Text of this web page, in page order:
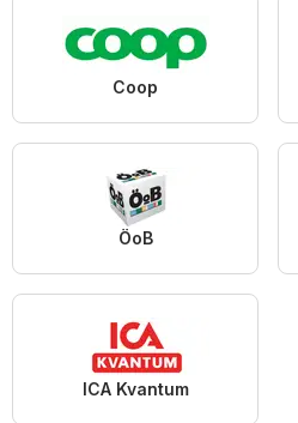
Coop
ÖoB
ICA Kvantum